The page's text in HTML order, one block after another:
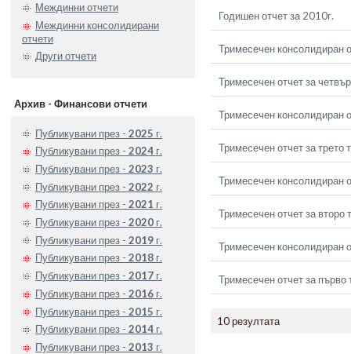
Междинни отчети
Междинни консолидирани
отчети
Други отчети
Архив - Финансови отчети
Публикувани през - 2025 г.
Публикувани през - 2024 г.
Публикувани през - 2023 г.
Публикувани през - 2022 г.
Публикувани през - 2021 г.
Публикувани през - 2020 г.
Публикувани през - 2019 г.
Публикувани през - 2018 г.
Публикувани през - 2017 г.
Публикувани през - 2016 г.
Публикувани през - 2015 г.
Публикувани през - 2014 г.
Публикувани през - 2013 г.
Годишен отчет за 2010г.
Тримесечен консолидиран
Тримесечен отчет за
Тримесечен консолидиран
Тримесечен отчет за трето
Тримесечен консолидиран
Тримесечен отчет за второ
Тримесечен консолидиран
Тримесечен отчет за
10 резултата